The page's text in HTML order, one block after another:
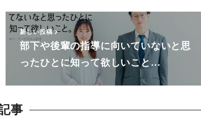
新しい投稿
部下や後輩の指導に向いていないと思
ったひとに知って欲しいこと…
事